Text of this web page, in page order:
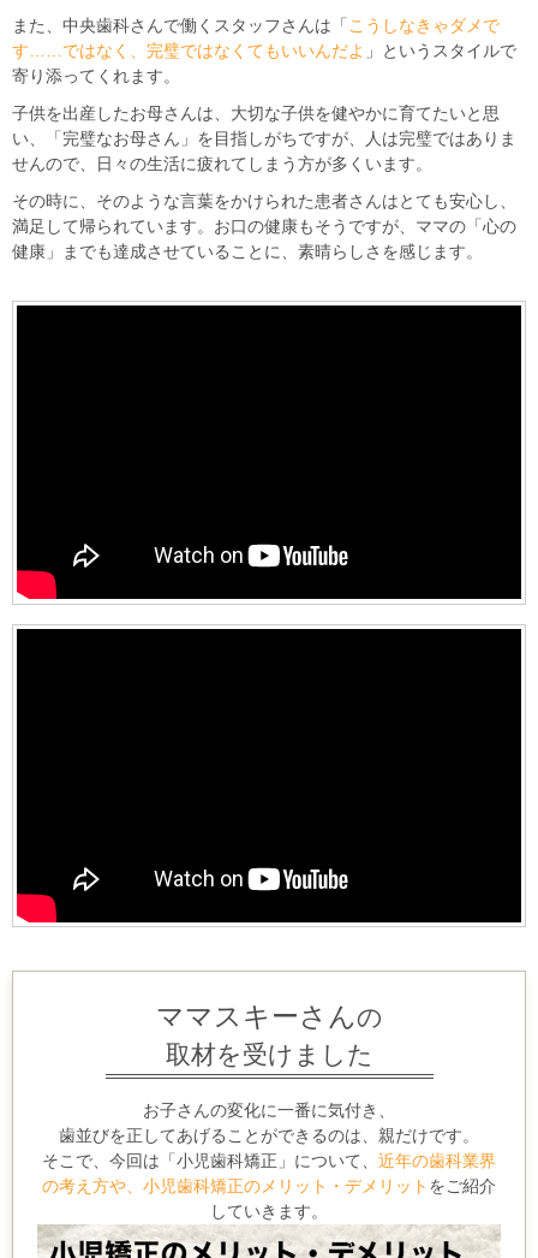
また、中央歯科さんで働くスタッフさんは「 こうしなきゃダメで
す……ではなく、完璧ではなくてもいいんだよ 」というスタイルで
寄り添ってくれます。
子供を出産したお母さんは、大切な子供を健やかに育てたいと思
い、「完璧なお母さん」を目指しがちですが、人は完璧ではありま
せんので、日々の生活に疲れてしまう方が多くいます。
その時に、そのような言葉をかけられた患者さんはとても安心し、
満足して帰られています。お口の健康もそうですが、ママの「心の
健康」までも達成させていることに、素晴らしさを感じます。
ママスキーさんの
取材を受けました
お子さんの変化に一番に気付き、
歯並びを正してあげることができるのは、親だけです。
そこで、今回は「小児歯科矯正」について、 近年の歯科業界
の考え方や、小児歯科矯正のメリット・デメリット をご紹介
していきます。